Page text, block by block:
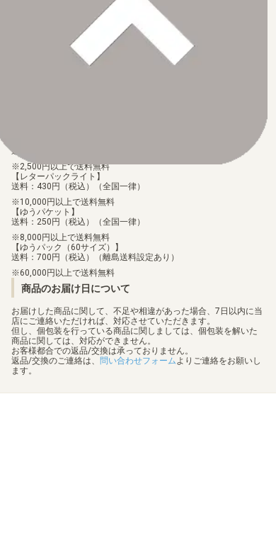
【Paidy（後払い/コンビニ払い）】
お支払後の在庫確保となりますため、お早めにお支払をお願いし
なお、お支払口座は、注文確認メールに記載しております。
振込手数料はお客様負担となります。
送料：100円（税込）（全国一律）
2,500円以上で送料無料
【レターパックライト】
送料：430円（税込）（全国一律）
10,000円以上で送料無料
【ゆうパケット】
送料：250円（税込）（全国一律）
8,000円以上で送料無料
【ゆうパック（60サイズ）】
送料：700円（税込）（離島送料設定あり）
60,000円以上で送料無料
商品のお届け日について
お届けした商品に関して、不足や相違があった場合、7日以内に当
店にご連絡いただければ、対応させていただきます。
但し、個包装を行っている商品に関しましては、個包装を解いた
商品に関しては、対応ができません。
お客様都合での返品/交換は承っておりません。
返品/交換のご連絡は、 問い合わせフォームよりご連絡をお願いし
ます。